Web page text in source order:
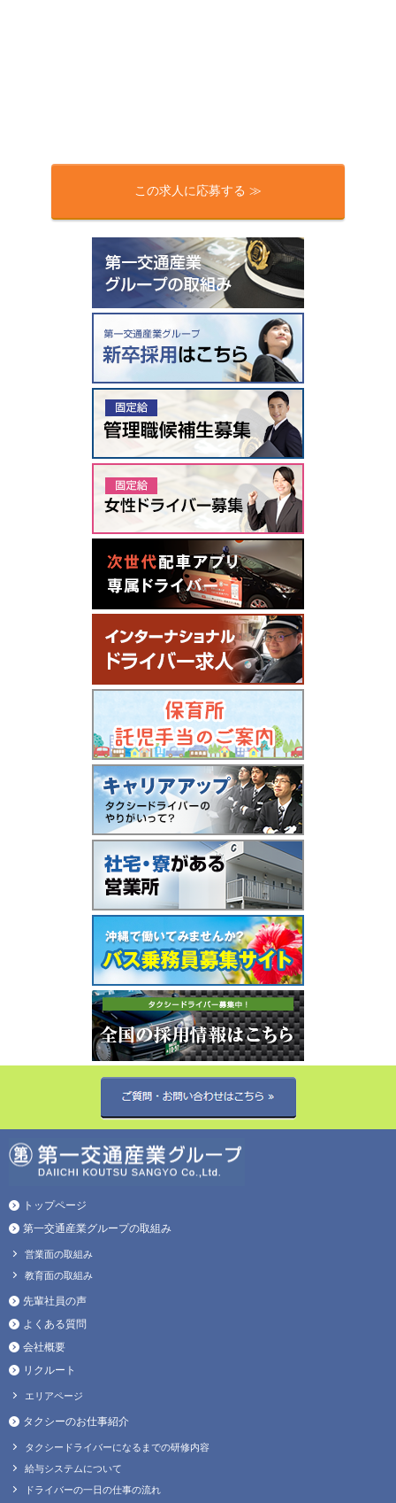
この求人に応募する ≫
トップページ
第一交通産業グループの取組み
営業面の取組み
教育面の取組み
先輩社員の声
よくある質問
会社概要
リクルート
エリアページ
タクシーのお仕事紹介
タクシードライバーになるまでの研修内容
給与システムについて
ドライバーの一日の仕事の流れ